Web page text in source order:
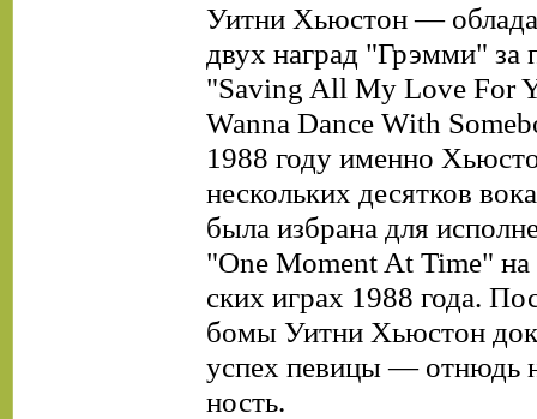
Уитни Хьюстон —
двух наград "Грэмми" за
"Saving All My Love For
Wanna Dance With
1988 году именно
нескольких десятков
была избрана для
"One Moment At Time"
ских играх 1988 года.
бомы Уитни Хьюстон
успех певицы — отнюдь
ность.